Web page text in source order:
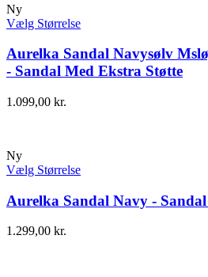
Ny
Vælg Størrelse
Aurelka Sandal Navysølv
- Sandal Med Ekstra Støtte
1.099,00 kr.
Ny
Vælg Størrelse
Aurelka Sandal Navy -
1.299,00 kr.